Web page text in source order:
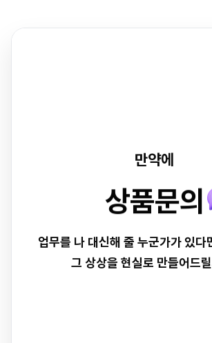
만약에
업무를 나 대신해 줄 누군가가 있다
그 상상을 현실로 만들어드
병원예약